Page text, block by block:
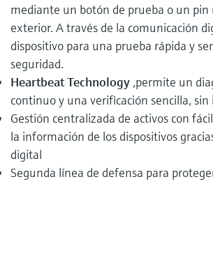
mediante un botón de prueba o un pin
exterior. A través de la comunicación
dispositivo para una prueba rápida y
seguridad.
Heartbeat Technology,permite un
continuo y una verificación sencilla,
Gestión centralizada de activos con
la información de los dispositivos
digital
Segunda línea de defensa para